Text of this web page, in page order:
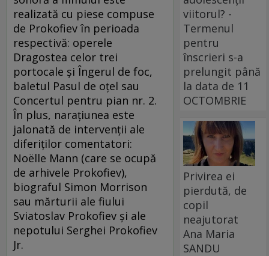
realizată cu piese compuse
de Prokofiev în perioada
respectivă: operele
Dragostea celor trei
portocale şi Îngerul de foc,
baletul Pasul de oţel sau
Concertul pentru pian nr. 2.
În plus, naraţiunea este
jalonată de intervenţii ale
diferiţilor comentatori:
Noëlle Mann (care se ocupă
de arhivele Prokofiev),
biograful Simon Morrison
sau mărturii ale fiului
Sviatoslav Prokofiev şi ale
nepotului Serghei Prokofiev
Jr.
viitorul? -
Termenul
pentru
înscrieri s-a
prelungit până
la data de 11
OCTOMBRIE
Privirea ei
pierdută, de
copil
neajutorat
Ana Maria
SANDU